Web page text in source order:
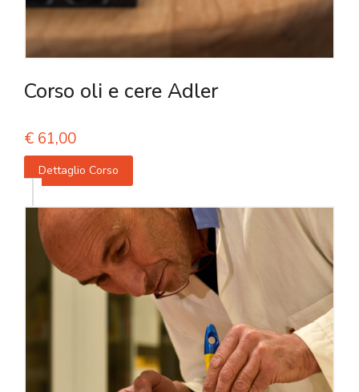
Corso oli e cere Adler
€ 61,00
Dettaglio Corso